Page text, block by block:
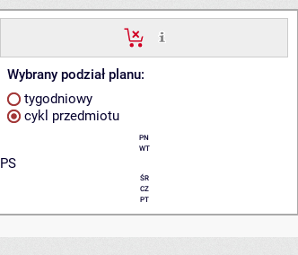
Wybrany podział planu:
tygodniowy
cykl przedmiotu
PN
WT
PS
ŚR
CZ
PT